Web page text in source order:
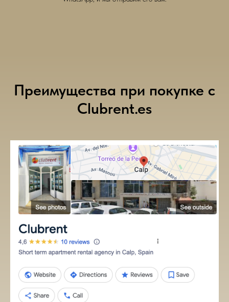
Преимущества при покупке с
Clubrent.es